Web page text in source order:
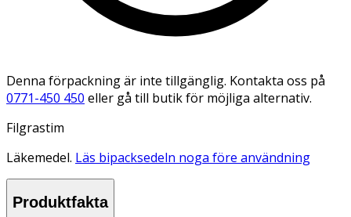
Denna förpackning är inte tillgänglig. Kontakta oss på
0771-450 450 eller gå till butik för möjliga alternativ.
Filgrastim
Läkemedel. Läs bipacksedeln noga före användning
Produktfakta